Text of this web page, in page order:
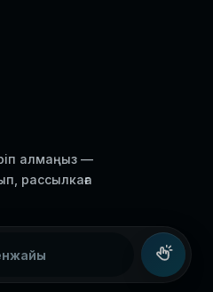
алмаңыз —
рассылкаға